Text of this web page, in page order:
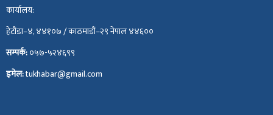
कार्यालय:
हेटौंडा–४, ४४१०७ / काठमाडौं–२९ नेपाल ४४६००
सम्पर्क:०५७-५२४६९९
इमेल:tukhabar@gmail.com